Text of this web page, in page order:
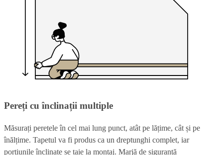
Pereți cu înclinații multiple
Măsurați peretele în cel mai lung punct, atât pe lățime, cât și pe
înălțime. Tapetul va fi produs ca un dreptunghi complet, iar
porțiunile înclinate se taie la montaj. Marjă de siguranță